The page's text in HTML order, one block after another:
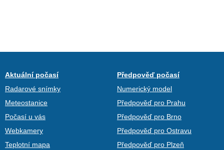
Aktuální počasí
Radarové snímky
Meteostanice
Počasí u vás
Webkamery
Teplotní mapa
Předpověď počasí
Numerický model
Předpověď pro Prahu
Předpověď pro Brno
Předpověď pro Ostravu
Předpověď pro Plzeň